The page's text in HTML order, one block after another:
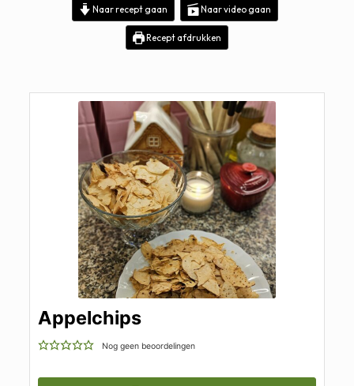
Naar recept gaan Naar video gaan
Recept afdrukken
Appelchips
Nog geen beoordelingen